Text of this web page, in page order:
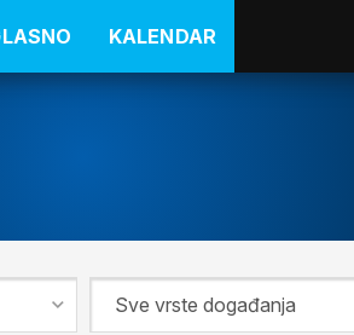
KALENDAR